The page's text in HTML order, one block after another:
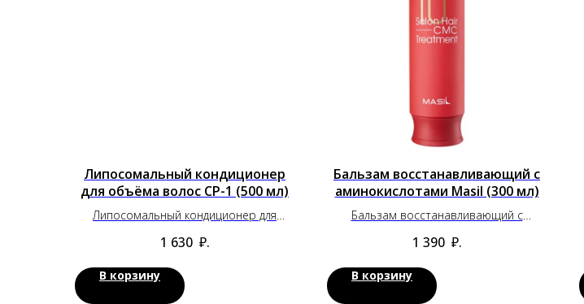
Липосомальный кондиционер
для объёма волос CP-1 (500 мл)
Липосомальный кондиционер для
1 630 ₽.
В корзину
Бальзам восстанавливающий с
аминокислотами Masil (300 мл)
Бальзам восстанавливающий с
1 390 ₽.
В корзину